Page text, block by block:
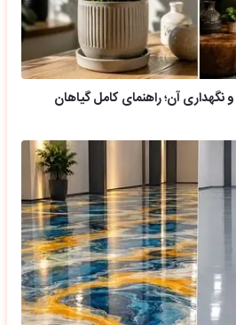
نگهداری آن؛ راهنمای کامل گیاهان